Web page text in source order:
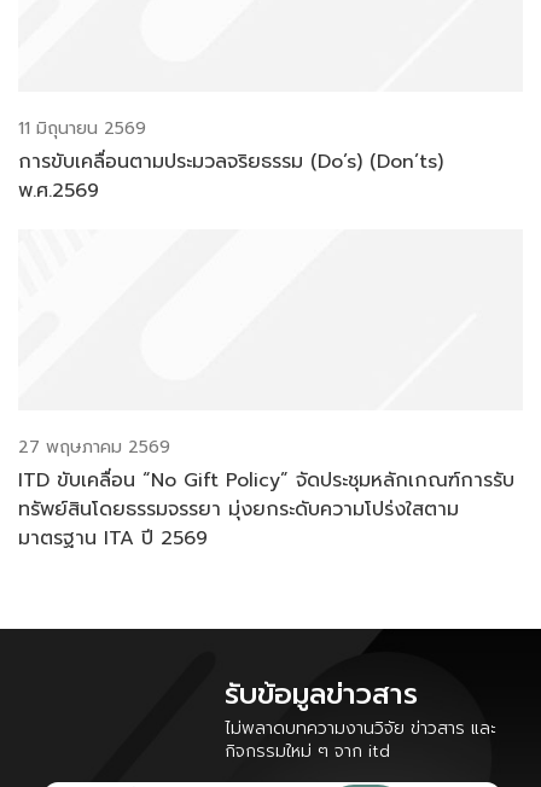
11 มิถุนายน 2569
การขับเคลื่อนตามประมวลจริยธรรม (Do’s) (Don’ts)
พ.ศ.2569
27 พฤษภาคม 2569
ITD ขับเคลื่อน “No Gift Policy” จัดประชุมหลักเกณฑ์การรับ
ทรัพย์สินโดยธรรมจรรยา มุ่งยกระดับความโปร่งใสตาม
มาตรฐาน ITA ปี 2569
รับข้อมูลข่าวสาร
ไม่พลาดบทความงานวิจัย ข่าวสาร และ
กิจกรรมใหม่ ๆ จาก itd